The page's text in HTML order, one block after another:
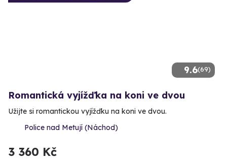
9.6(69)
Romantická vyjížďka na koni ve dvou
Užijte si romantickou vyjížďku na koni ve dvou.
Police nad Metují (Náchod)
3 360 Kč